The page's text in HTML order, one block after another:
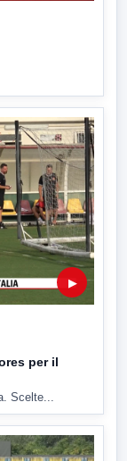
▶
per il
Scelte...